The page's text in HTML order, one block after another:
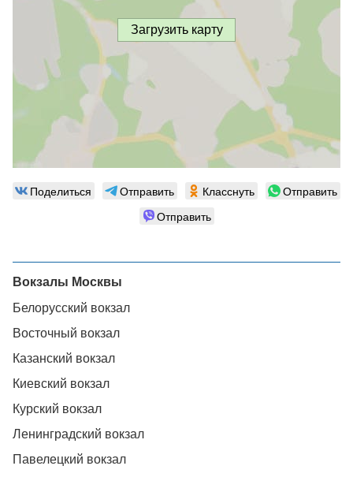
Загрузить карту
Поделиться Отправить Класснуть
Отправить
Отправить
Вокзалы Москвы
Белорусский вокзал
Восточный вокзал
Казанский вокзал
Киевский вокзал
Курский вокзал
Ленинградский вокзал
Павелецкий вокзал